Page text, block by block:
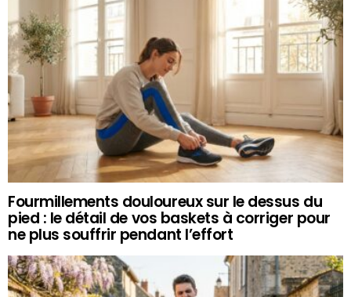
Fourmillements douloureux sur le dessus du
pied : le détail de vos baskets à corriger pour
ne plus souffrir pendant l’effort